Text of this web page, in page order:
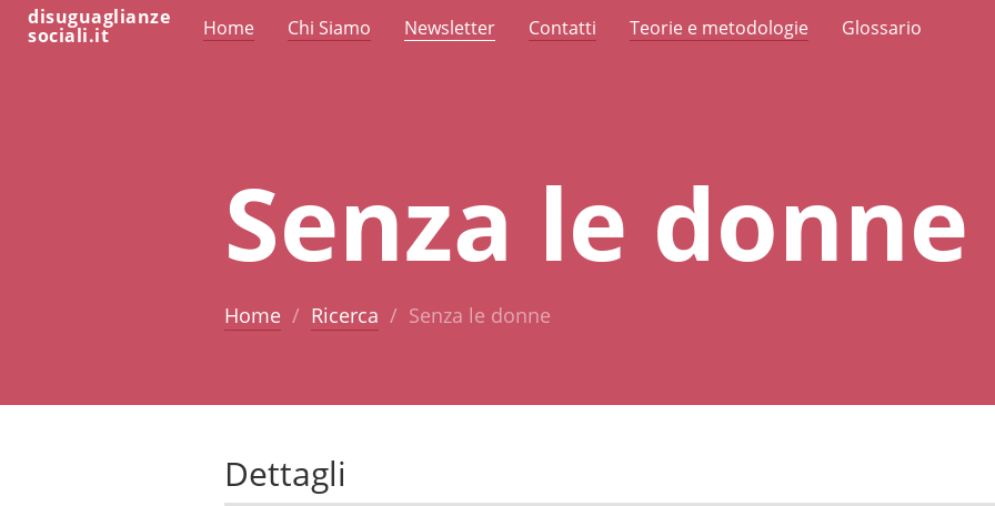
disuguaglianze
sociali.it Home Chi Siamo Newsletter Contatti Teorie e metodologie Glossario
Senza le donne
Home Ricerca Senza le donne
Dettagli